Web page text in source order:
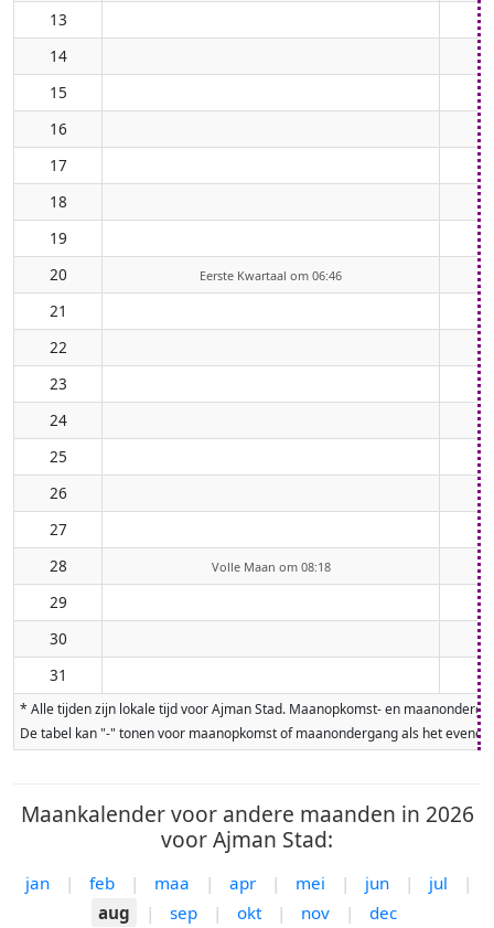
13
14
15
16
17
18
19
20
Eerste Kwartaal om 06:46
21
22
23
24
25
26
27
28
Volle Maan om 08:18
29
30
31
* Alle tijden zijn lokale tijd voor Ajman Stad. Maanopkomst- en
De tabel kan "-" tonen voor maanopkomst of maanondergang als het
Maankalender voor andere maanden in 2026
voor Ajman Stad:
jan | feb | maa | apr | mei | jun | jul
|
aug
| sep | okt | nov | dec